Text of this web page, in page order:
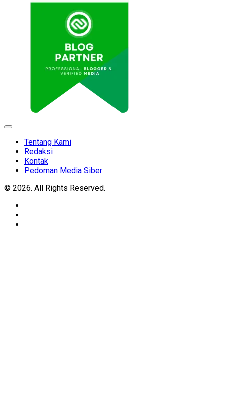
Expand
Tentang Kami
Redaksi
Kontak
Pedoman Media Siber
© 2026. All Rights Reserved.